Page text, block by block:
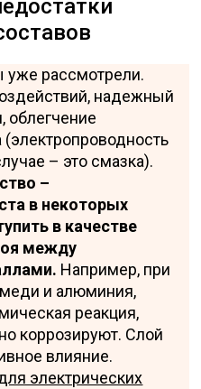
рассмотрели.
надежный
облегчение
– это смазка).
–
в некоторых
в качестве
между
Например, при
и алюминия,
реакция,
коррозируют. Слой
влияние.
электрических